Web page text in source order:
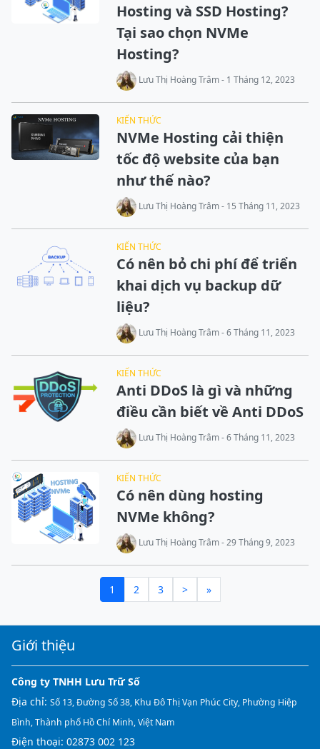
Hosting và SSD Hosting?
Tại sao chọn NVMe
Hosting?
Lưu Thị Hoàng Trâm - 1 Tháng 12, 2023
KIẾN THỨC
NVMe Hosting cải thiện
tốc độ website của bạn
như thế nào?
Lưu Thị Hoàng Trâm - 15 Tháng 11, 2023
KIẾN THỨC
Có nên bỏ chi phí để triển
khai dịch vụ backup dữ
liệu?
Lưu Thị Hoàng Trâm - 6 Tháng 11, 2023
KIẾN THỨC
Anti DDoS là gì và những
điều cần biết về Anti DDoS
Lưu Thị Hoàng Trâm - 6 Tháng 11, 2023
KIẾN THỨC
Có nên dùng hosting
NVMe không?
Lưu Thị Hoàng Trâm - 29 Tháng 9, 2023
1 2 3 > »
Giới thiệu
Công ty TNHH Lưu Trữ Số
Địa chỉ: Số 13, Đường Số 38, Khu Đô Thị Vạn Phúc City, Phường Hiệp
Bình, Thành phố Hồ Chí Minh, Việt Nam
Điện thoại: 02873 002 123